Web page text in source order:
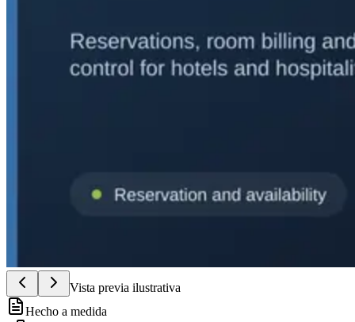
Vista previa ilustrativa
Hecho a medida